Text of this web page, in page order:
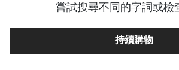
嘗試搜尋不同的字詞或檢
持續購物